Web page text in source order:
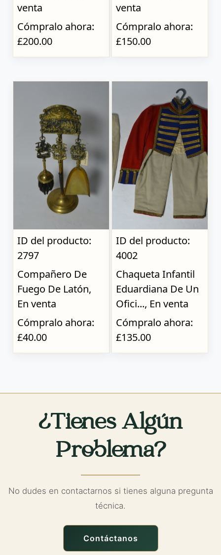
venta
Cómpralo ahora:
£200.00
venta
Cómpralo ahora:
£150.00
ID del producto:
2797
Compañero De
Fuego De Latón,
En venta
Cómpralo ahora:
£40.00
ID del producto:
4002
Chaqueta Infantil
Eduardiana De Un
Ofici..., En venta
Cómpralo ahora:
£135.00
¿Tienes Algún
Problema?
No dudes en contactarnos si tienes alguna pregunta
técnica.
Contáctanos